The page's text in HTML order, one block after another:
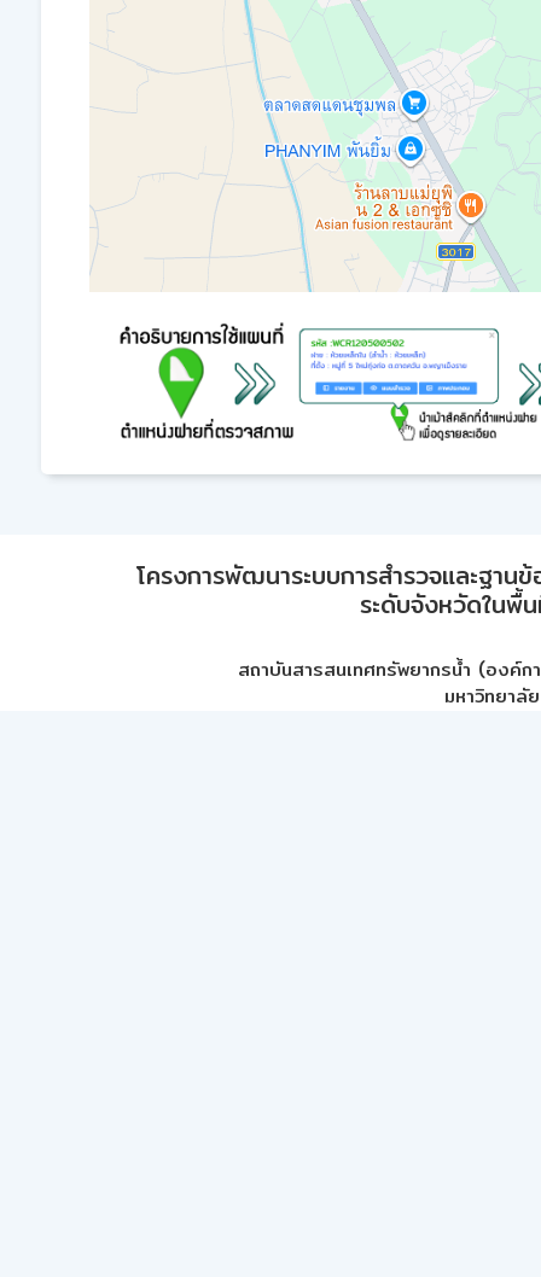
โครงการพัฒนาระบบการสำรวจและฐา
ระดับจังหวัดในพื้
สถาบันสารสนเทศทรัพยากรน้ำ (องค์ก
มหาวิทยาลั